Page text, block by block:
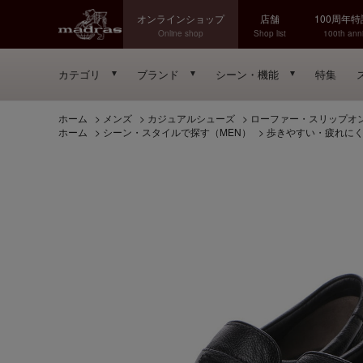
オンラインショップ
Online shop
店舗
Shop list
100周年
100th
カテゴリ ブランド シーン・機能 特集
ホーム > メンズ > カジュアルシューズ > ローファー・スリップオ
ホーム
> シーン・スタイルで探す（MEN） > 歩きやすい・疲れに